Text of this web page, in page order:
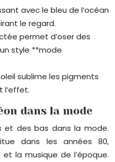
avec le bleu de l’océan
le regard.
permet d’oser des
style **mode
sublime les pigments
l’effet.
dans la mode
et des bas dans la mode.
dans les années 80,
la musique de l’époque.